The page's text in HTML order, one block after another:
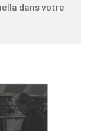
dans votre